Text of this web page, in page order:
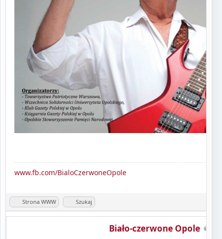
www.fb.com/BialoCzerwoneOpole
Strona WWW Szukaj
Biało-czerwone Opole